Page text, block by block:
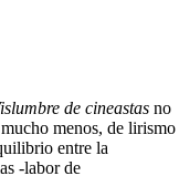
de cineastas no
menos, de lirismo
entre la
-labor de